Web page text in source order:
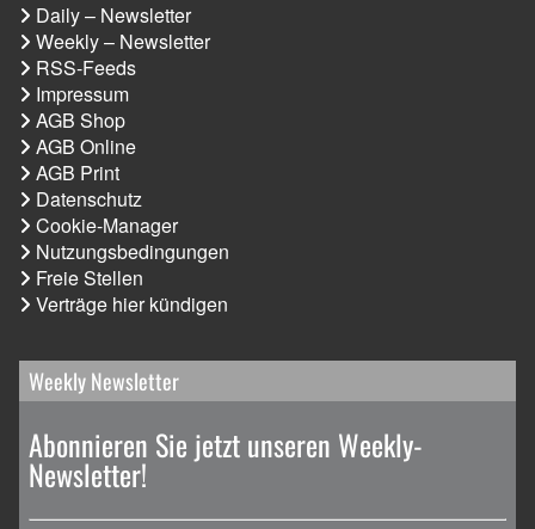
Daily – Newsletter
Weekly – Newsletter
RSS-Feeds
Impressum
AGB Shop
AGB Online
AGB Print
Datenschutz
Cookie-Manager
Nutzungsbedingungen
Freie Stellen
Verträge hier kündigen
Weekly Newsletter
Abonnieren Sie jetzt unseren Weekly-
Newsletter!